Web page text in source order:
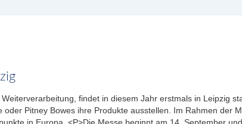
findet in diesem Jahr erstmals in Leipzig
Pitney Bowes ihre Produkte ausstellen. Im Rahmen der